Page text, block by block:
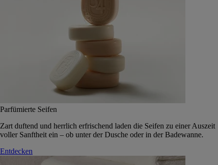
Parfümierte Seifen
Zart duftend und herrlich erfrischend laden die Seifen zu einer Auszeit
voller Sanftheit ein – ob unter der Dusche oder in der Badewanne.
Entdecken